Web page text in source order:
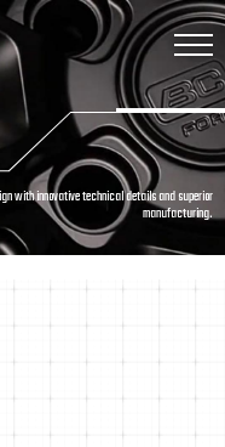
with innovative technical details and superior
manufacturing.